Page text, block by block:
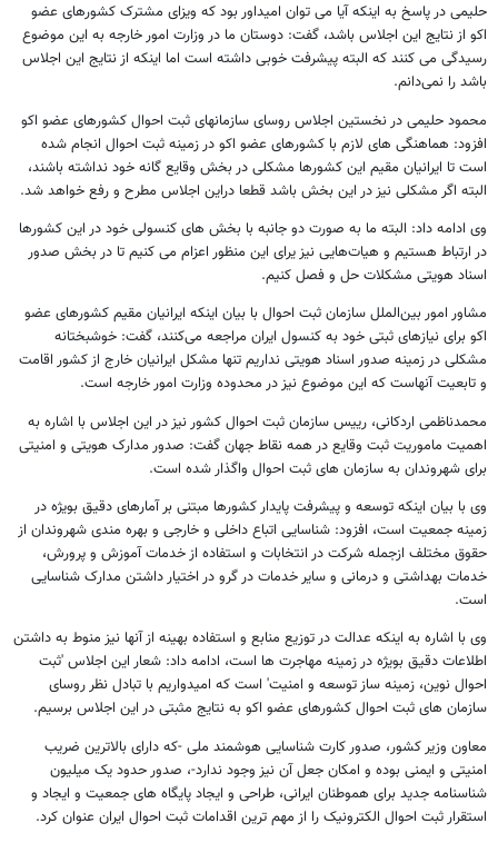
حلیمی در پاسخ به اینکه آیا می توان امیداور بود که ویزای مشترک کشورهای عضو
اکو از نتایج این اجلاس باشد، گفت: دوستان ما در وزارت امور خارجه به این موضوع
رسیدگی می کنند که البته پیشرفت خوبی داشته است اما اینکه از نتایج این اجلاس
باشد را نمی‌دانم.
محمود حلیمی در نخستین اجلاس روسای سازمانهای ثبت احوال کشورهای عضو اکو
افزود: هماهنگی های لازم با کشورهای عضو اکو در زمینه ثبت احوال انجام شده
است تا ایرانیان مقیم این کشورها مشکلی در بخش وقایع گانه خود نداشته باشند،
البته اگر مشکلی نیز در این بخش باشد قطعا دراین اجلاس مطرح و رفع خواهد شد.
وی ادامه داد: البته ما به صورت دو جانبه با بخش های کنسولی خود در این کشورها
در ارتباط هستیم و هیات‌هایی نیز یرای این منظور اعزام می کنیم تا در بخش صدور
اسناد هویتی مشکلات حل و فصل کنیم.
مشاور امور بین‌الملل سازمان ثبت احوال با بیان اینکه ایرانیان مقیم کشورهای عضو
اکو برای نیازهای ثبتی خود به کنسول ایران مراجعه می‌کنند، گفت: خوشبختانه
مشکلی در زمینه صدور اسناد هویتی نداریم تنها مشکل ایرانیان خارج از کشور اقامت
و تابعیت آنهاست که این موضوع نیز در محدوده وزارت امور خارجه است.
محمدناظمی اردکانی، رییس سازمان ثبت احوال کشور نیز در این اجلاس با اشاره به
اهمیت ماموریت ثبت وقایع در همه نقاط جهان گفت: صدور مدارک هویتی و امنیتی
برای شهروندان به سازمان های ثبت احوال واگذار شده است.
وی با بیان اینکه توسعه و پیشرفت پایدار کشورها مبتنی بر آمارهای دقیق بویژه در
زمینه جمعیت است، افزود: شناسایی اتباع داخلی و خارجی و بهره مندی شهروندان از
حقوق مختلف ازجمله شرکت در انتخابات و استفاده از خدمات آموزش و پرورش،
خدمات بهداشتی و درمانی و سایر خدمات در گرو در اختیار داشتن مدارک شناسایی
است.
وی با اشاره به اینکه عدالت در توزیع منابع و استفاده بهینه از آنها نیز منوط به داشتن
اطلاعات دقیق بویژه در زمینه مهاجرت ها است، ادامه داد: شعار این اجلاس 'ثبت
احوال نوین، زمینه ساز توسعه و امنیت' است که امیدواریم با تبادل نظر روسای
سازمان های ثبت احوال کشورهای عضو اکو به نتایج مثبتی در این اجلاس برسیم.
معاون وزیر کشور، صدور کارت شناسایی هوشمند ملی -که دارای بالاترین ضریب
امنیتی و ایمنی بوده و امکان جعل آن نیز وجود ندارد-، صدور حدود یک میلیون
شناسنامه جدید برای هموطنان ایرانی، طراحی و ایجاد پایگاه های جمعیت و ایجاد و
استقرار ثبت احوال الکترونیک را از مهم ترین اقدامات ثبت احوال ایران عنوان کرد.